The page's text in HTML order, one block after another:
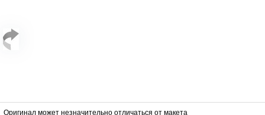
Оригинал может незначительно отличаться от макета